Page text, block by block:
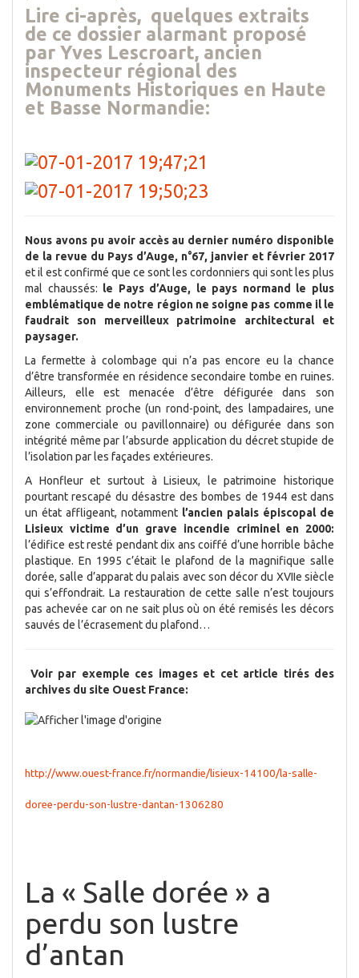
Lire ci-après, quelques extraits
de ce dossier alarmant proposé
par Yves Lescroart, ancien
inspecteur régional des
Monuments Historiques en Haute
et Basse Normandie:
Nous avons pu avoir accès au dernier numéro disponible
de la revue du Pays d’Auge, n°67, janvier et février 2017
et il est confirmé que ce sont les cordonniers qui sont les plus
mal chaussés: le Pays d’Auge, le pays normand le plus
emblématique de notre région ne soigne pas comme il le
faudrait son merveilleux patrimoine architectural et
paysager.
La fermette à colombage qui n’a pas encore eu la chance
d’être transformée en résidence secondaire tombe en ruines.
Ailleurs, elle est menacée d’être défigurée dans son
environnement proche (un rond-point, des lampadaires, une
zone commerciale ou pavillonnaire) ou défigurée dans son
intégrité même par l’absurde application du décret stupide de
l’isolation par les façades extérieures.
A Honfleur et surtout à Lisieux, le patrimoine historique
pourtant rescapé du désastre des bombes de 1944 est dans
un état affligeant, notamment l’ancien palais épiscopal de
Lisieux victime d’un grave incendie criminel en 2000:
l’édifice est resté pendant dix ans coiffé d’une horrible bâche
plastique. En 1995 c’était le plafond de la magnifique salle
dorée, salle d’apparat du palais avec son décor du XVIIe siècle
qui s’effondrait. La restauration de cette salle n’est toujours
pas achevée car on ne sait plus où on été remisés les décors
sauvés de l’écrasement du plafond…
Voir par exemple ces images et cet article tirés des
archives du site Ouest France:
http://www.ouest-france.fr/normandie/lisieux-14100/la-salle-
doree-perdu-son-lustre-dantan-1306280
La « Salle dorée » a
perdu son lustre
d’antan